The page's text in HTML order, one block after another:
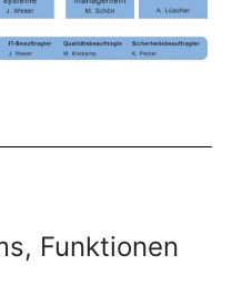
Funktionen